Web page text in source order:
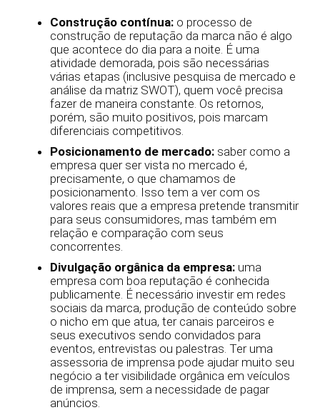
Construção contínua: o processo de
construção de reputação da marca não é algo
que acontece do dia para a noite. É uma
atividade demorada, pois são necessárias
várias etapas (inclusive pesquisa de mercado e
análise da matriz SWOT), quem você precisa
fazer de maneira constante. Os retornos,
porém, são muito positivos, pois marcam
diferenciais competitivos.
Posicionamento de mercado: saber como a
empresa quer ser vista no mercado é,
precisamente, o que chamamos de
posicionamento. Isso tem a ver com os
valores reais que a empresa pretende transmitir
para seus consumidores, mas também em
relação e comparação com seus
concorrentes.
Divulgação orgânica da empresa: uma
empresa com boa reputação é conhecida
publicamente. É necessário investir em redes
sociais da marca, produção de conteúdo sobre
o nicho em que atua, ter canais parceiros e
seus executivos sendo convidados para
eventos, entrevistas ou palestras. Ter uma
assessoria de imprensa pode ajudar muito seu
negócio a ter visibilidade orgânica em veículos
de imprensa, sem a necessidade de pagar
anúncios.